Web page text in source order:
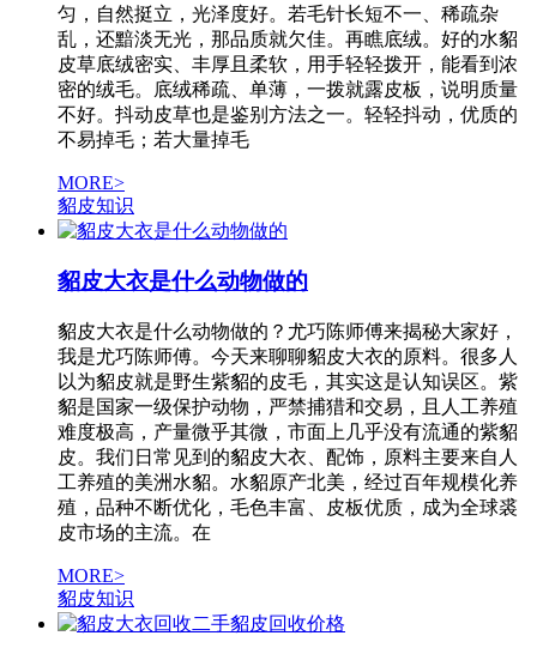
匀，自然挺立，光泽度好。若毛针长短不一、稀疏杂
乱，还黯淡无光，那品质就欠佳。再瞧底绒。好的水貂
皮草底绒密实、丰厚且柔软，用手轻轻拨开，能看到浓
密的绒毛。底绒稀疏、单薄，一拨就露皮板，说明质量
不好。抖动皮草也是鉴别方法之一。轻轻抖动，优质的
不易掉毛；若大量掉毛
MORE>
貂皮知识
貂皮大衣是什么动物做的
貂皮大衣是什么动物做的？尤巧陈师傅来揭秘大家好，
我是尤巧陈师傅。今天来聊聊貂皮大衣的原料。很多人
以为貂皮就是野生紫貂的皮毛，其实这是认知误区。紫
貂是国家一级保护动物，严禁捕猎和交易，且人工养殖
难度极高，产量微乎其微，市面上几乎没有流通的紫貂
皮。我们日常见到的貂皮大衣、配饰，原料主要来自人
工养殖的美洲水貂。水貂原产北美，经过百年规模化养
殖，品种不断优化，毛色丰富、皮板优质，成为全球裘
皮市场的主流。在
MORE>
貂皮知识